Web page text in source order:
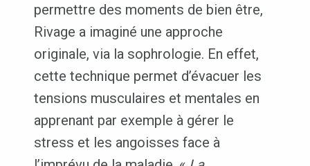
permettre des moments de bien être,
Rivage a imaginé une approche
originale, via la sophrologie. En effet,
cette technique permet d’évacuer les
tensions musculaires et mentales en
apprenant par exemple à gérer le
stress et les angoisses face à